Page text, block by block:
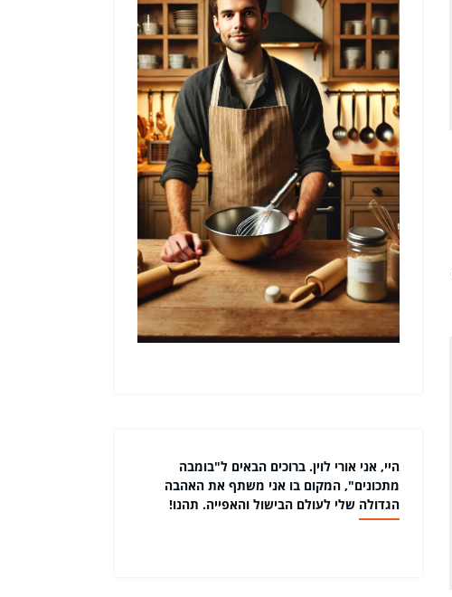
היי, אני אורי לוין. ברוכים הבאים ל"בומבה
מתכונים", המקום בו אני משתף את האהבה
הגדולה שלי לעולם הבישול והאפייה. תהנו!